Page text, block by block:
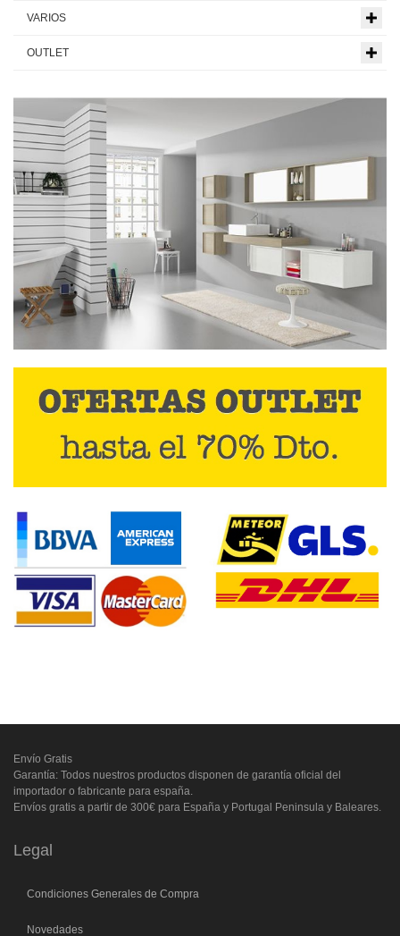
VARIOS
OUTLET
Envío Gratis
Garantía: Todos nuestros productos disponen de garantía oficial del
importador o fabricante para españa.
Envíos gratis a partir de 300€ para España y Portugal Peninsula y Baleares.
Legal
Condiciones Generales de Compra
Novedades